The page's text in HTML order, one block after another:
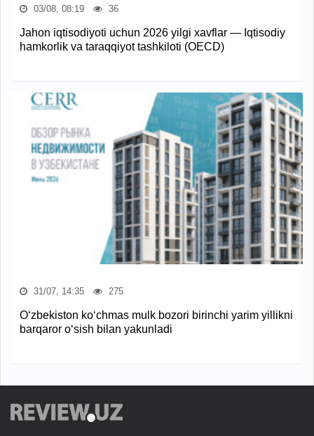
03/08, 08:19 36
Jahon iqtisodiyoti uchun 2026 yilgi xavflar — Iqtisodiy
hamkorlik va taraqqiyot tashkiloti (OECD)
31/07, 14:35 275
O‘zbekiston ko‘chmas mulk bozori birinchi yarim yillikni
barqaror o‘sish bilan yakunladi